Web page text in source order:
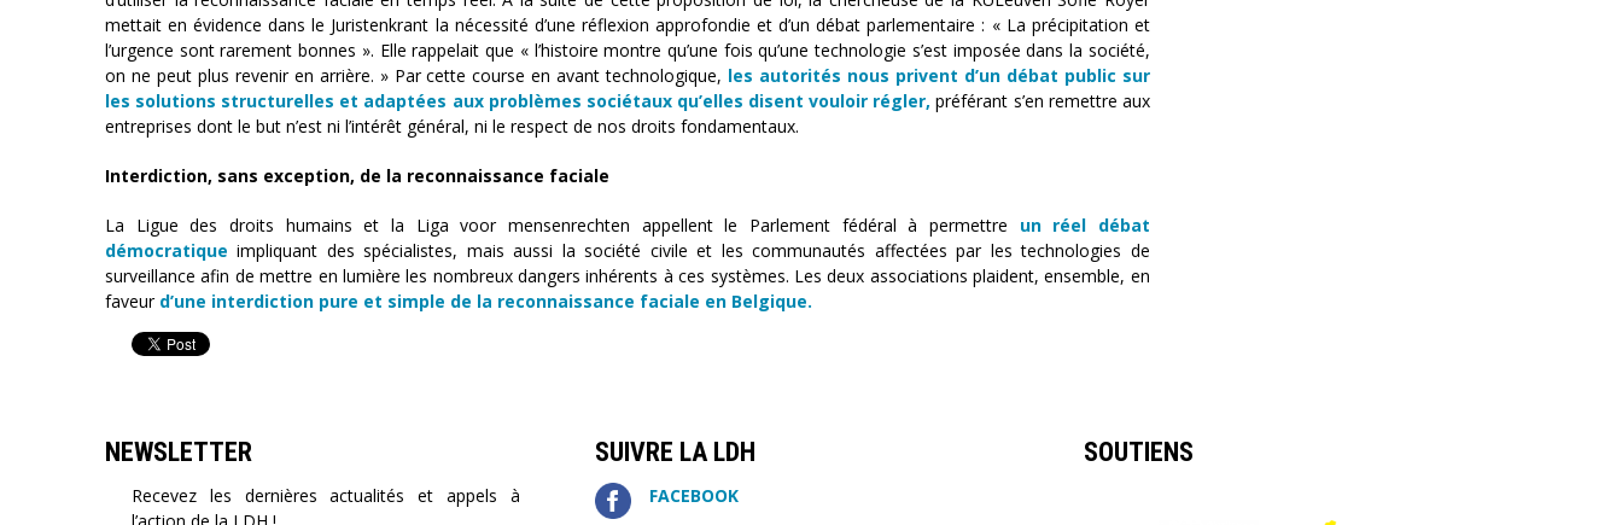
mettait en évidence dans le Juristenkrant la nécessité d’une réflexion approfondie et d’un débat parlementaire : « La précipitation et
l’urgence sont rarement bonnes ». Elle rappelait que « l’histoire montre qu’une fois qu’une technologie s’est imposée dans la société,
on ne peut plus revenir en arrière. » Par cette course en avant technologique, les autorités nous privent d’un débat public sur
les solutions structurelles et adaptées aux problèmes sociétaux qu’elles disent vouloir régler, préférant s’en remettre aux
entreprises dont le but n’est ni l’intérêt général, ni le respect de nos droits fondamentaux.
Interdiction, sans exception, de la reconnaissance faciale
La Ligue des droits humains et la Liga voor mensenrechten appellent le Parlement fédéral à permettre un réel débat
démocratique impliquant des spécialistes, mais aussi la société civile et les communautés affectées par les technologies de
surveillance afin de mettre en lumière les nombreux dangers inhérents à ces systèmes. Les deux associations plaident, ensemble, en
faveur d’une interdiction pure et simple de la reconnaissance faciale en Belgique.
NEWSLETTER
Recevez les dernières actualités et appels à
l’action de la LDH !
SUIVRE LA LDH
FACEBOOK
SOUTIENS